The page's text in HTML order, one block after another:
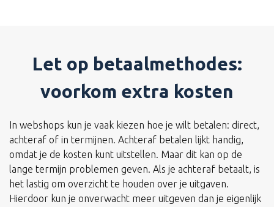
Let op betaalmethodes:
voorkom extra kosten
In webshops kun je vaak kiezen hoe je wilt betalen: direct,
achteraf of in termijnen. Achteraf betalen lijkt handig,
omdat je de kosten kunt uitstellen. Maar dit kan op de
lange termijn problemen geven. Als je achteraf betaalt, is
het lastig om overzicht te houden over je uitgaven.
Hierdoor kun je onverwacht meer uitgeven dan je eigenlijk